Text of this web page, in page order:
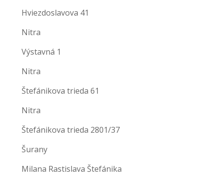
Hviezdoslavova 41
Nitra
Výstavná 1
Nitra
Štefánikova trieda 61
Nitra
Štefánikova trieda 2801/37
Šurany
Milana Rastislava Štefánika